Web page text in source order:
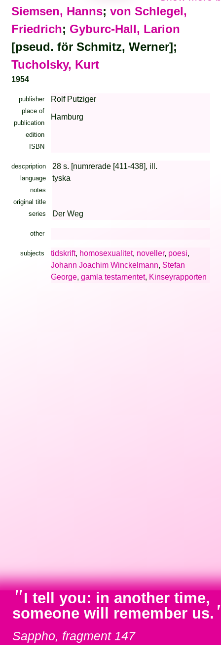
Siemsen, Hanns; von Schlegel,
Friedrich; Gyburc-Hall, Larion
[pseud. för Schmitz, Werner];
Tucholsky, Kurt
1954
publisher Rolf Putziger
place of
publication
Hamburg
edition
ISBN
descpription 28 s. [numrerade [411-438], ill.
language tyska
notes
original title
series
Der Weg
other
subjects tidskrift, homosexualitet, noveller, poesi,
Johann Joachim Winckelmann, Stefan
George, gamla testamentet, Kinseyrapporten
"I tell you: in another time,
someone will remember us.
Sappho, fragment 147